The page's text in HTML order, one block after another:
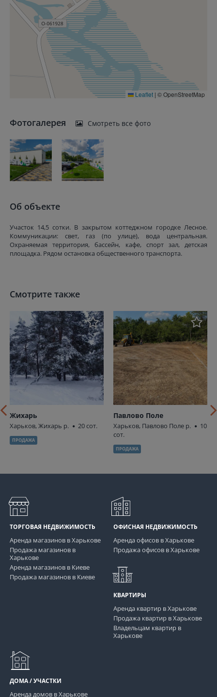
Leaflet | © OpenStreetMap
Фотогалерея Смотреть все фото
Об объекте
Участок 14,5 сотки. В закрытом коттеджном городке Лесное.
Коммуникации: свет, газ (по улице), вода центральная.
Охраняемая территория, бассейн, кафе, спорт зал, детская
площадка. Рядом остановка общественного транспорта.
Смотрите также
Жихарь
Харьков, Жихарь р. 20 сот.
ПРОДАЖА
Павлово Поле
Харьков, Павлово Поле р.
10
сот.
ПРОДАЖА
ТОРГОВАЯ НЕДВИЖИМОСТЬ
Аренда магазинов в Харькове
Продажа магазинов в
Харькове
Аренда магазинов в Киеве
Продажа магазинов в Киеве
ОФИСНАЯ НЕДВИЖИМОСТЬ
Аренда офисов в Харькове
Продажа офисов в Харькове
КВАРТИРЫ
Аренда квартир в Харькове
Продажа квартир в Харькове
Владельцам квартир в
Харькове
ДОМА / УЧАСТКИ
Аренда домов в Харькове